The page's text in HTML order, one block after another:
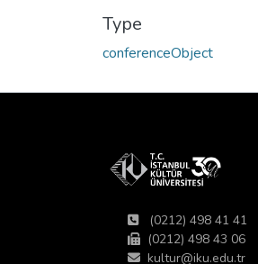
Type
conferenceObject
(0212) 498 41 41
(0212) 498 43 06
kultur@iku.edu.tr